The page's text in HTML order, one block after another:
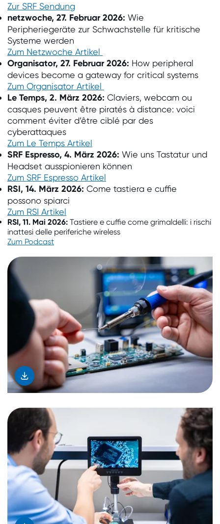
Zur SRF Sendung
netzwoche, 27. Februar 2026: Wie
Peripheriegeräte zur Schwachstelle für kritische
Systeme werden
Zum Netzwoche Artikel
Organisator, 27. Februar 2026: How peripheral
devices become a gateway for critical systems
Zum Organisator Artikel
Le Temps, 2. März 2026: Claviers, webcam ou
casques peuvent être piratés à distance: voici
comment éviter d’être ciblé par des
cyberattaques
Zum Le Temps Artikel
SRF Espresso, 4. März 2026: Wie uns Tastatur und
Headset ausspionieren können
Zum SRF Espresso Artikel
RSI, 14. März 2026: Come tastiera e cuffie
possono spiarci
Zum RSI Artikel
RSI, 11. Mai 2026: Tastiere e cuffie come grimaldelli: i rischi
inattesi delle periferiche wireless
Zum Podcast
download